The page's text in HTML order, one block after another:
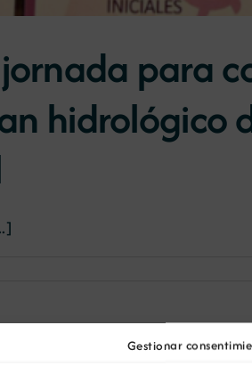
Gestionar
para
hidrológico